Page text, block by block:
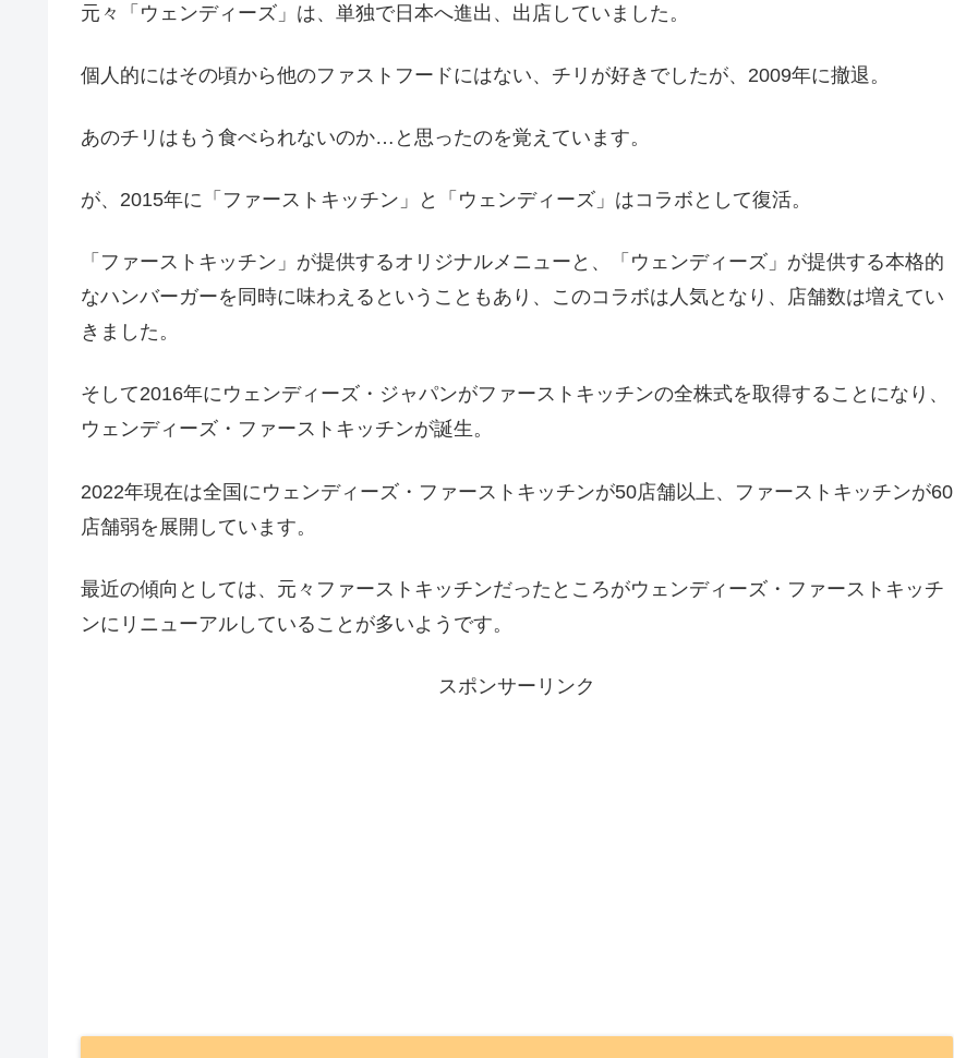
元々「ウェンディーズ」は、単独で日本へ進出、出店していました。
個人的にはその頃から他のファストフードにはない、チリが好きでしたが、2009年に撤退。
あのチリはもう食べられないのか…と思ったのを覚えています。
が、2015年に「ファーストキッチン」と「ウェンディーズ」はコラボとして復活。
「ファーストキッチン」が提供するオリジナルメニューと、「ウェンディーズ」が提供する本格的
なハンバーガーを同時に味わえるということもあり、このコラボは人気となり、店舗数は増えてい
きました。
そして2016年にウェンディーズ・ジャパンがファーストキッチンの全株式を取得することになり、
ウェンディーズ・ファーストキッチンが誕生。
2022年現在は全国にウェンディーズ・ファーストキッチンが50店舗以上、ファーストキッチンが60
店舗弱を展開しています。
最近の傾向としては、元々ファーストキッチンだったところがウェンディーズ・ファーストキッチ
ンにリニューアルしていることが多いようです。
スポンサーリンク